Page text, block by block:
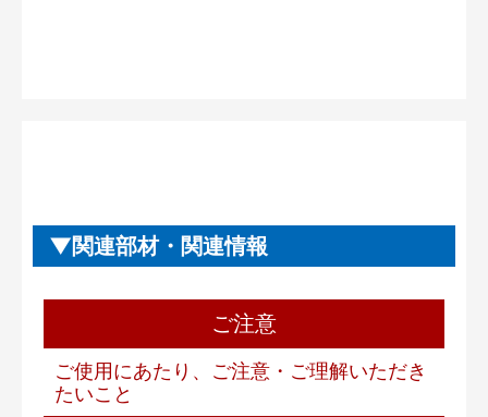
関連部材・関連情報
ご注意
ご使用にあたり、ご注意・ご理解いただき
たいこと